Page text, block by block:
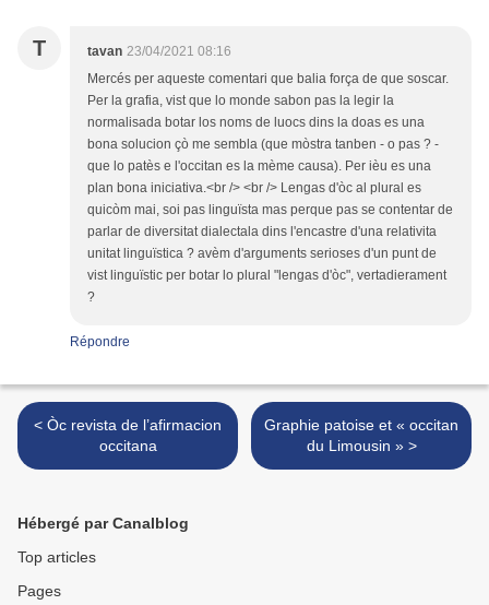
T tavan 23/04/2021 08:16
Mercés per aqueste comentari que balia força de que soscar.
Per la grafia, vist que lo monde sabon pas la legir la
normalisada botar los noms de luocs dins la doas es una
bona solucion çò me sembla (que mòstra tanben - o pas ? -
que lo patès e l'occitan es la mème causa). Per ièu es una
plan bona iniciativa.<br /> <br /> Lengas d'òc al plural es
quicòm mai, soi pas linguïsta mas perque pas se contentar de
parlar de diversitat dialectala dins l'encastre d'una relativita
unitat linguïstica ? avèm d'arguments serioses d'un punt de
vist linguïstic per botar lo plural "lengas d'òc", vertadierament
?
Répondre
< Òc revista de l’afirmacion
occitana
Graphie patoise et « occitan
du Limousin » >
Hébergé par Canalblog
Top articles
Pages